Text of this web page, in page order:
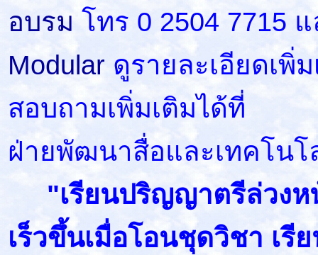
อบรม โทร 0 2504 7715
Modular ดูรายละเอียดเพิ่
สอบถามเพิ่มเติมได้ที่
ฝ่ายพัฒนาสื่อและเทคโนโ
"เรียนปริญญาตรีล่วง
เร็วขึ้นเมื่อโอนชุดวิชา เรี